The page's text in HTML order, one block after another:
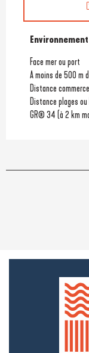
Environnement
Environnement
Face mer ou port
A moins de 500 m
Distance
Distance plages
GR® 34 (à 2 km